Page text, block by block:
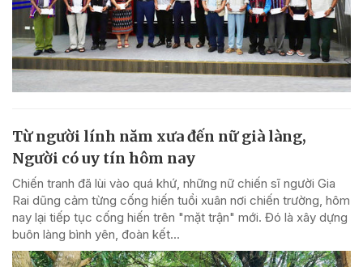
Từ người lính năm xưa đến nữ già làng,
Người có uy tín hôm nay
Chiến tranh đã lùi vào quá khứ, những nữ chiến sĩ người Gia
Rai dũng cảm từng cống hiến tuổi xuân nơi chiến trường, hôm
nay lại tiếp tục cống hiến trên "mặt trận" mới. Đó là xây dựng
buôn làng bình yên, đoàn kết...